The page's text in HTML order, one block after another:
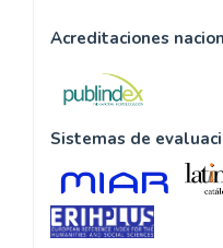
Acreditaciones
Sistemas de